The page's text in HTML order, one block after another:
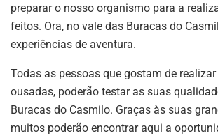
preparar o nosso organismo para a
feitos. Ora, no vale das Buracas do
experiências de aventura.
Todas as pessoas que gostam de
ousadas, poderão testar as suas
Buracas do Casmilo. Graças às suas
muitos poderão encontrar aqui a